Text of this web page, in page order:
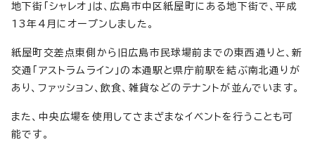
地下街「シャレオ」は、広島市中区紙屋町にある地下街で、平成
13年4月にオープンしました。
紙屋町交差点東側から旧広島市民球場前までの東西通りと、新
交通「アストラムライン」の本通駅と県庁前駅を結ぶ南北通りが
あり、ファッション、飲食、雑貨などのテナントが並んでいます。
また、中央広場を使用してさまざまなイベントを行うことも可
能です。